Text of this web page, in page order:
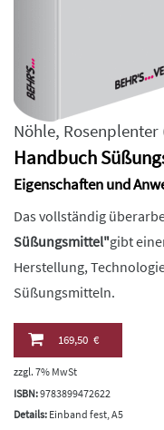
Nöhle, Rosenplenter
Handbuch
Eigenschaften und
Das vollständig
Süßungsmittel"gibt
Herstellung,
Süßungsmitteln.
169,50 €
zzgl. 7% MwSt
ISBN:9783899472622
Details: Einband fest, A5